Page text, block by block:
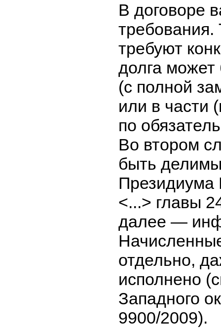
В договоре
требования.
требуют
долга
(с полной
или в части
по
Во втором
быть
<...> главы
далее —
отдельно,
исполнено
Западного
9900/2009).